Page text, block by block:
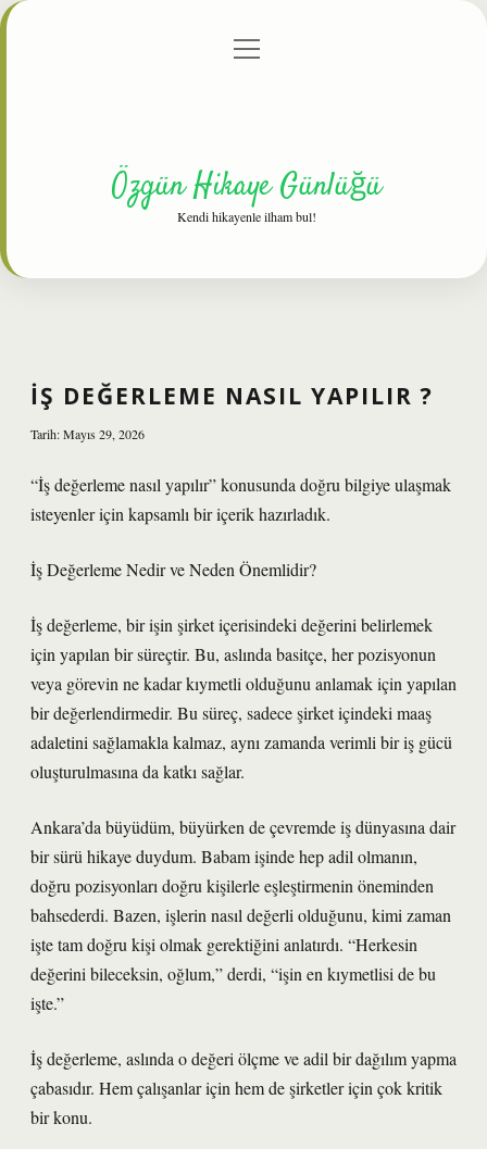
Gizlilik Politikası
menüyü
Özgün Hikaye Günlüğü
Kendi hikayenle ilham bul!
İŞ DEĞERLEME NASIL YAPILIR ?
Tarih: Mayıs 29, 2026
“İş değerleme nasıl yapılır” konusunda doğru bilgiye ulaşmak
isteyenler için kapsamlı bir içerik hazırladık.
İş Değerleme Nedir ve Neden Önemlidir?
İş değerleme, bir işin şirket içerisindeki değerini belirlemek
için yapılan bir süreçtir. Bu, aslında basitçe, her pozisyonun
veya görevin ne kadar kıymetli olduğunu anlamak için yapılan
bir değerlendirmedir. Bu süreç, sadece şirket içindeki maaş
adaletini sağlamakla kalmaz, aynı zamanda verimli bir iş gücü
oluşturulmasına da katkı sağlar.
Ankara’da büyüdüm, büyürken de çevremde iş dünyasına dair
bir sürü hikaye duydum. Babam işinde hep adil olmanın,
doğru pozisyonları doğru kişilerle eşleştirmenin öneminden
bahsederdi. Bazen, işlerin nasıl değerli olduğunu, kimi zaman
işte tam doğru kişi olmak gerektiğini anlatırdı. “Herkesin
değerini bileceksin, oğlum,” derdi, “işin en kıymetlisi de bu
işte.”
İş değerleme, aslında o değeri ölçme ve adil bir dağılım yapma
çabasıdır. Hem çalışanlar için hem de şirketler için çok kritik
bir konu.